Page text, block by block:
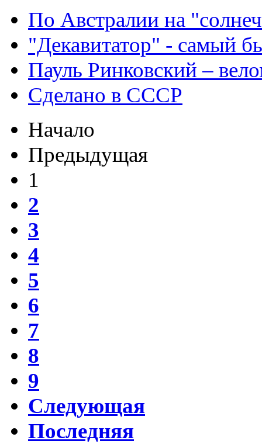
По Австралии на
"Декавитатор" - самый
Пауль Ринковский –
Сделано в СССР
Начало
Предыдущая
1
2
3
4
5
6
7
8
9
Следующая
Последняя